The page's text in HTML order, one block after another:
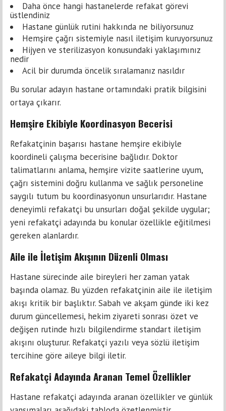
Daha önce hangi hastanelerde refakat görevi
üstlendiniz
Hastane günlük rutini hakkında ne biliyorsunuz
Hemşire çağrı sistemiyle nasıl iletişim kuruyorsunuz
Hijyen ve sterilizasyon konusundaki yaklaşımınız
nedir
Acil bir durumda öncelik sıralamanız nasıldır
Bu sorular adayın hastane ortamındaki pratik bilgisini
ortaya çıkarır.
Hemşire Ekibiyle Koordinasyon Becerisi
Refakatçinin başarısı hastane hemşire ekibiyle
koordineli çalışma becerisine bağlıdır. Doktor
talimatlarını anlama, hemşire vizite saatlerine uyum,
çağrı sistemini doğru kullanma ve sağlık personeline
saygılı tutum bu koordinasyonun unsurlarıdır. Hastane
deneyimli refakatçi bu unsurları doğal şekilde uygular;
yeni refakatçi adayında bu konular özellikle eğitilmesi
gereken alanlardır.
Aile ile İletişim Akışının Düzenli Olması
Hastane sürecinde aile bireyleri her zaman yatak
başında olamaz. Bu yüzden refakatçinin aile ile iletişim
akışı kritik bir başlıktır. Sabah ve akşam günde iki kez
durum güncellemesi, hekim ziyareti sonrası özet ve
değişen rutinde hızlı bilgilendirme standart iletişim
akışını oluşturur. Refakatçi yazılı veya sözlü iletişim
tercihine göre aileye bilgi iletir.
Refakatçi Adayında Aranan Temel Özellikler
Hastane refakatçi adayında aranan özellikler ve günlük